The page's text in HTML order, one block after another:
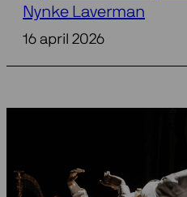
Nynke Laverman
16 april 2026